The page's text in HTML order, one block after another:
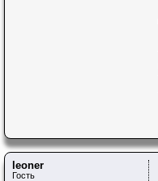
leoner
Гость